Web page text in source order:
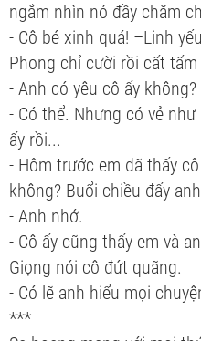
ngắm nhìn nó đầy chăm
- Cô bé xinh quá! –Linh
Phong chỉ cười rồi cất tấm
- Anh có yêu cô ấy
- Có thể. Nhưng có vẻ
ấy rồi...
- Hôm trước em đã thấy
không? Buổi chiều đấy
- Anh nhớ.
- Cô ấy cũng thấy em và
Giọng nói cô đứt quãng.
- Có lẽ anh hiểu mọi
***